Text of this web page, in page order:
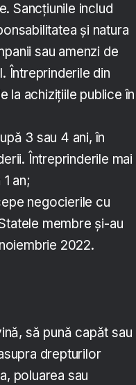
Sancțiunile includ
și natura
sau amenzi de
Întreprinderile din
la achizițiile publice în
3 sau 4 ani, în
Întreprinderile mai
an;
negocierile cu
membre și-au
2022.
să pună capăt sau
drepturilor
poluarea sau